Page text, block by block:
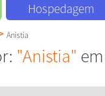
Hospedagem
Anistia
"Anistia"